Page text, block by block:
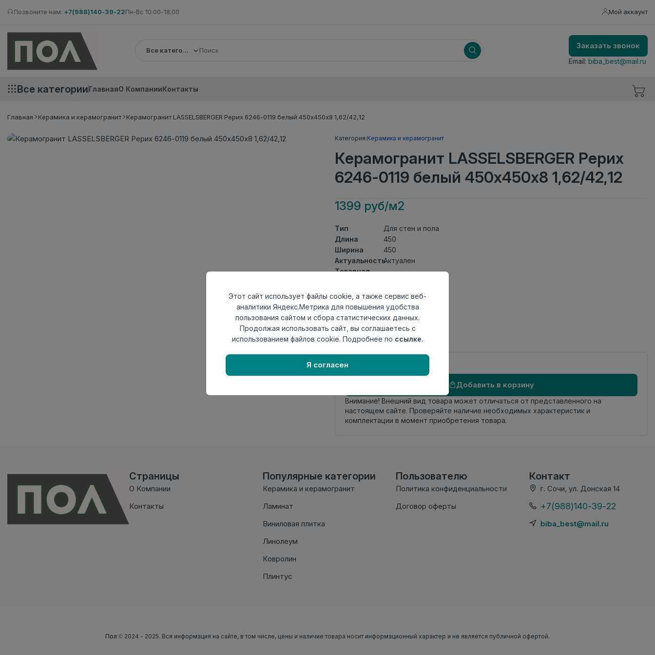
Позвоните нам: +7(988)140-39-22Пн-Вс 10:00-18:00 Мой аккаунт
Все категории
Заказать звонок
Email: biba_best@mail.ru
Все категорииГлавнаяО КомпанииКонтакты
Главная Керамика и керамогранит Керамогранит LASSELSBERGER Рерих 6246-0119 белый 450х450х8 1,62/42,12
Категория:Керамика и керамогранит
Керамогранит LASSELSBERGER Рерих
6246-0119 белый 450х450х8 1,62/42,12
1399 руб/м2
Тип
Для стен и пола
Длина
450
Ширина
450
АктуальностьАктуален
Товарная
Толщина
матовая
происхождения
Россия
Номер
Лесенка 45*45
Осталось
Добавить в корзину
Внимание! Внешний вид товара может отличаться от представленного на
настоящем сайте. Проверяйте наличие необходимых характеристик и
комплектации в момент приобретения товара.
Страницы
О Компании
Контакты
Популярные категории
Керамика и керамогранит
Ламинат
Виниловая плитка
Линолеум
Ковролин
Плинтус
Пользователю
Политика конфиденциальности
Договор оферты
Контакт
г. Сочи, ул. Донская 14
+7(988)140-39-22
biba_best@mail.ru
Пол © 2024 - 2025. Вся информация на сайте, в том числе, цены и наличие товара носит информационный характер и не является публичной офертой.
Этот сайт использует файлы cookie, а также сервис веб-
аналитики Яндекс.Метрика для повышения удобства
пользования сайтом и сбора статистических данных.
Продолжая использовать сайт, вы соглашаетесь с
использованием файлов cookie. Подробнее по ссылке.
Я согласен